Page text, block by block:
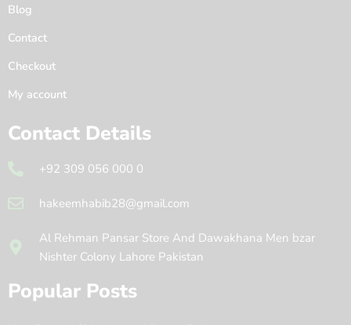
Blog
Contact
Checkout
My account
Contact Details
+92 309 056 000 0
hakeemhabib28@gmail.com
Al Rehman Pansar Store And Dawakhana Men bzar
Nishter Colony Lahore Pakistan
Popular Posts